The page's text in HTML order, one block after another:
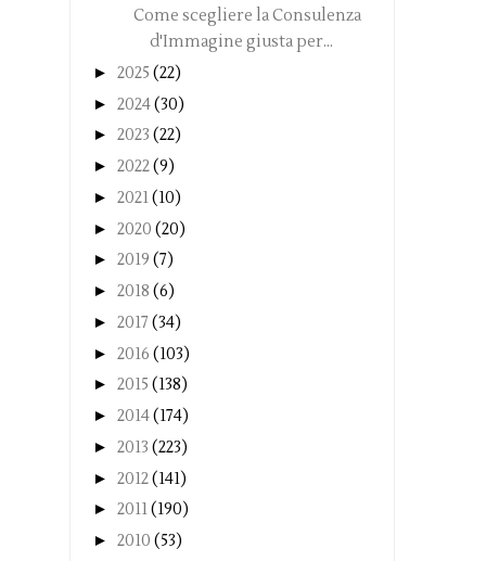
Come scegliere la Consulenza
d'Immagine giusta per...
► 2025 (22)
► 2024(30)
► 2023 (22)
► 2022(9)
► 2021(10)
► 2020 (20)
► 2019 (7)
► 2018 (6)
► 2017 (34)
► 2016 (103)
► 2015 (138)
► 2014(174)
► 2013 (223)
► 2012(141)
► 2011(190)
► 2010 (53)